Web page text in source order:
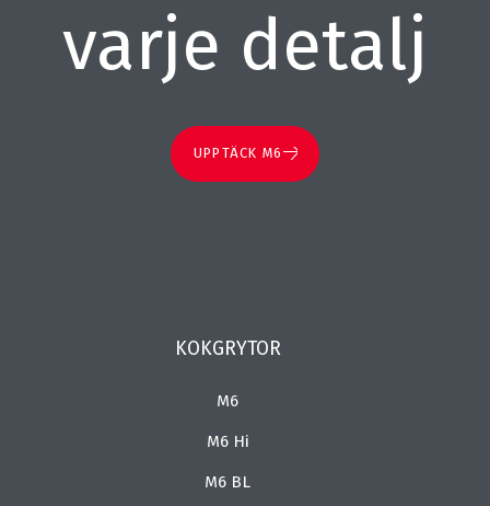
varje detalj
UPPTÄCK M6
KOKGRYTOR
M6
M6 Hi
M6 BL